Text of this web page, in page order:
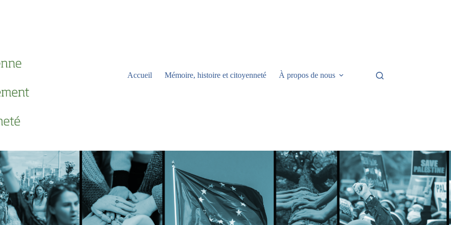
Accueil Mémoire, histoire et citoyenneté À propos de nous